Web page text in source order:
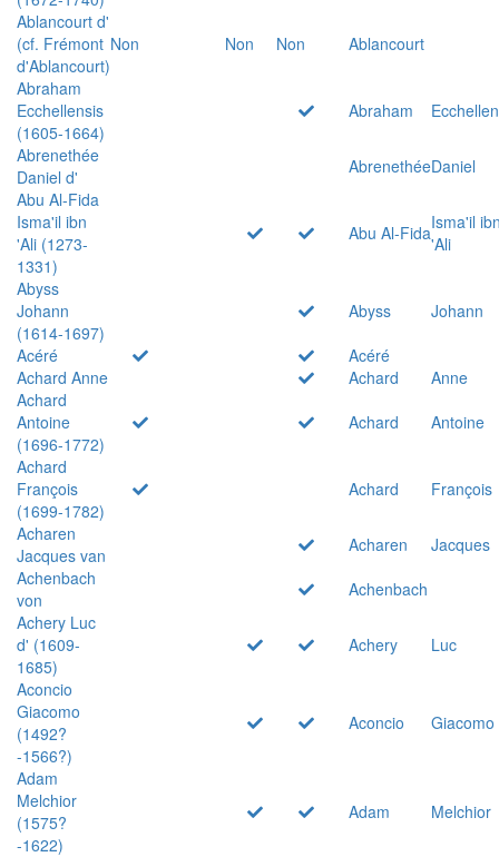
Ablancourt d'
(cf. Frémont
d'Ablancourt)
Non Non Non
Ablancourt
Abraham
Ecchellensis
(1605-1664)
Abraham
Abrenethée
Daniel d'
AbrenethéeDaniel
Abu Al-Fida
Isma'il ibn
'Ali (1273-
1331)
Abu Al-FidaIsma'il
'Ali
Abyss
Johann
(1614-1697)
Abyss
Johann
Acéré
Acéré
Achard Anne
Achard
Anne
Achard
Antoine
(1696-1772)
Achard
Antoine
Achard
François
(1699-1782)
Achard
François
Acharen
Jacques van
Acharen
Jacques
Achenbach
von
Achenbach
Achery Luc
d' (1609-
1685)
Achery
Luc
Aconcio
Giacomo
(1492?
-1566?)
Aconcio Giacomo
Adam
Melchior
(1575?
-1622)
Adam Melchior